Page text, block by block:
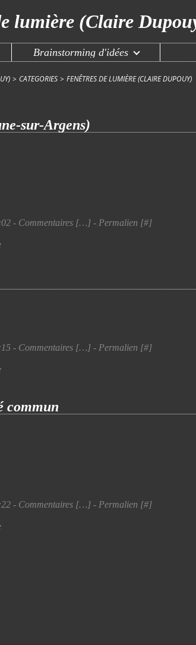
lumière (Claire
Brainstorming d'idées
> CATEGORIES > FENÊTRES DE LUMIÈRE (CLAIRE DUPOUY)
sur-Argens)
- Commentaires […] - Permalien [#]
- Commentaires […] - Permalien [#]
commun
- Commentaires […] - Permalien [#]